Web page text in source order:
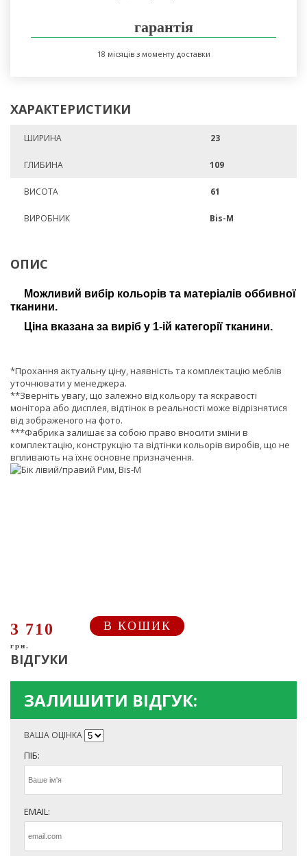
гарантія
18 місяців з моменту доставки
ХАРАКТЕРИСТИКИ
ШИРИНА 23
ГЛИБИНА 109
ВИСОТА 61
ВИРОБНИК Bis-M
ОПИС
Можливий вибір кольорів та матеріалів оббивної
тканини.
Ціна вказана за виріб у 1-ій категорії тканини.
*Прохання актуальну ціну, наявність та комплектацію меблів
уточнювати у менеджера.
**Зверніть увагу, що залежно від кольору та яскравості
монітора або дисплея, відтінок в реальності може відрізнятися
від зображеного на фото.
***Фабрика залишає за собою право вносити зміни в
комплектацію, конструкцію та відтінки кольорів виробів, що не
впливають на їхнє основне призначення.
3 710
грн.
В КОШИК
ВІДГУКИ
ЗАЛИШИТИ ВІДГУК:
ВАША ОЦІНКА
ПІБ:
EMAIL: